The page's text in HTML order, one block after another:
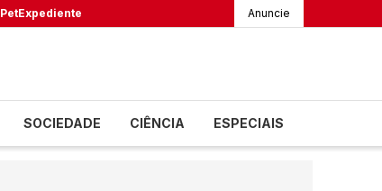
PetExpediente Anuncie
SOCIEDADE CIÊNCIA ESPECIAIS